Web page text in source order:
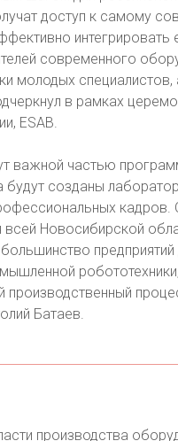
доступ к самому
современного
молодых специалистов,
в рамках
ESAB.
важной частью
созданы
кадров.
Новосибирской
Батаев.
производства